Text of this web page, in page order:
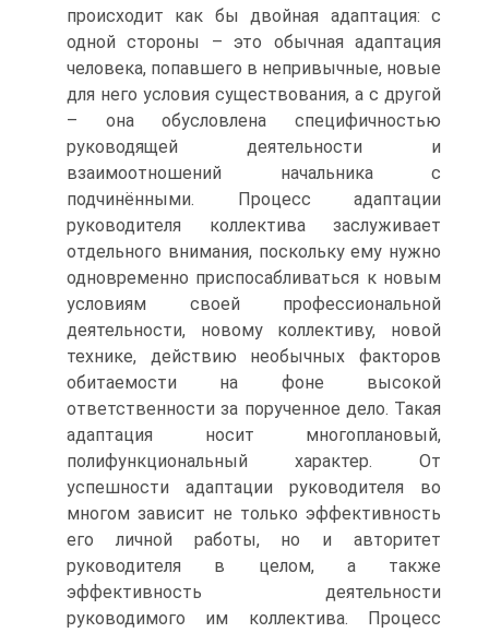
происходит как бы двойная адаптация: с
одной стороны – это обычная адаптация
человека, попавшего в непривычные, новые
для него условия существования, а с другой
– она обусловлена специфичностью
руководящей деятельности и
взаимоотношений начальника с
подчинёнными. Процесс адаптации
руководителя коллектива заслуживает
отдельного внимания, поскольку ему нужно
одновременно приспосабливаться к новым
условиям своей профессиональной
деятельности, новому коллективу, новой
технике, действию необычных факторов
обитаемости на фоне высокой
ответственности за порученное дело. Такая
адаптация носит многоплановый,
полифункциональный характер. От
успешности адаптации руководителя во
многом зависит не только эффективность
его личной работы, но и авторитет
руководителя в целом, а также
эффективность деятельности
руководимого им коллектива. Процесс